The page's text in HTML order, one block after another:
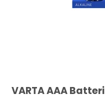
VARTA AAA Batteri